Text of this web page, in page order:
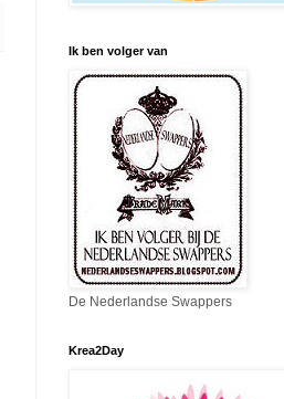
Ik ben volger van
De Nederlandse Swappers
Krea2Day